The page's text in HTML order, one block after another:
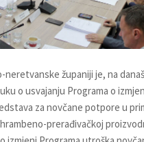
neretvanske županiji je, na
o usvajanju Programa o
za novčane potpore u
prerađivačkoj